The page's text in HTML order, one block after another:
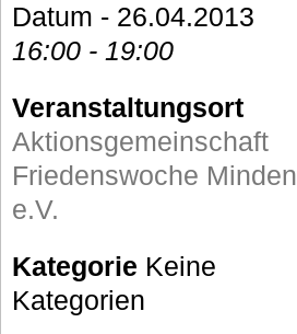
Datum - 26.04.2013
16:00 - 19:00
Veranstaltungsort
Aktionsgemeinschaft
Friedenswoche Minden
e.V.
Kategorie Keine
Kategorien